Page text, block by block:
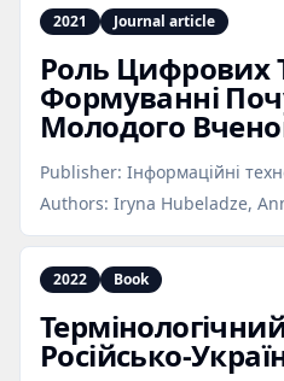
2021 Journal article
Роль Цифрових
Формуванні
Молодого
Publisher: Інформаційні
Authors: Iryna Hubeladze,
2022 Book